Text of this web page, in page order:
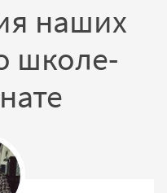
наших
школе-